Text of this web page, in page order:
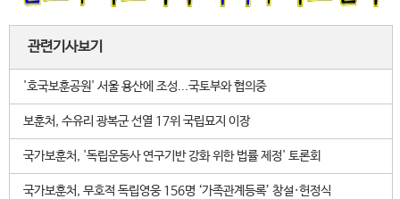
관련기사보기
'호국보훈공원' 서울 용산에 조성...국토부와 협의중
보훈처, 수유리 광복군 선열 17위 국립묘지 이장
국가보훈처, '독립운동사 연구기반 강화 위한 법률 제정' 토론회
국가보훈처, 무호적 독립영웅 156명 ‘가족관계등록’ 창설·헌정식